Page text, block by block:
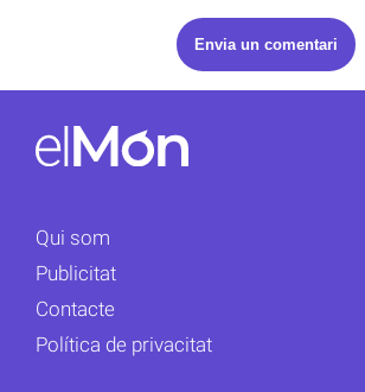
Qui som
Publicitat
Contacte
Política de privacitat